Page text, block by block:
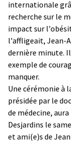
internationale
recherche sur le
impact sur
l'affligeait, Jean-
dernière minute.
exemple de
manquer.
Une cérémonie à
présidée par le
de médecine,
Desjardins le
et ami(e)s de